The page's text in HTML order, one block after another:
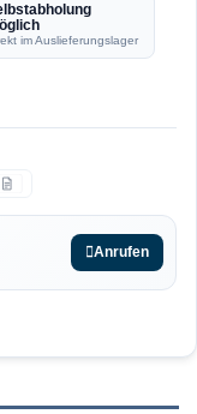
im Auslieferungslager
Anrufen